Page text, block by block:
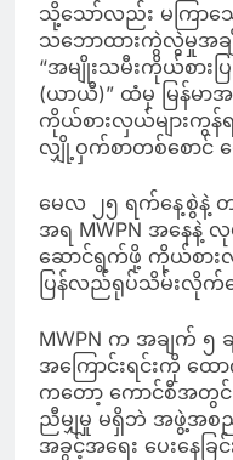
သို့သော်လည်း မကြာသ
သဘောထားကွဲလွဲမှုအခ
“အမျိုးသမီးကိုယ်စား
(ယာယီ)” ထံမှ မြန်မာ
ကိုယ်စားလှယ်များကွ
လျှို့ဝှက်စာတစ်စောင် ပ
မေလ ၂၅ ရက်နေ့စွဲနဲ့
အရ MWPN အနေနဲ့
ဆောင်ရွက်ဖို့ ကိုယ်စာ
ပြန်လည်ရုပ်သိမ်းလိုက်
MWPN က အချက် ၅
အကြောင်းရင်းကို ထေ
ကတော့ ကောင်စီအတွင်
ညီမျှမှု မရှိဘဲ အဖွဲ့အစ
အခွင့်အရေး ပေးနေခ